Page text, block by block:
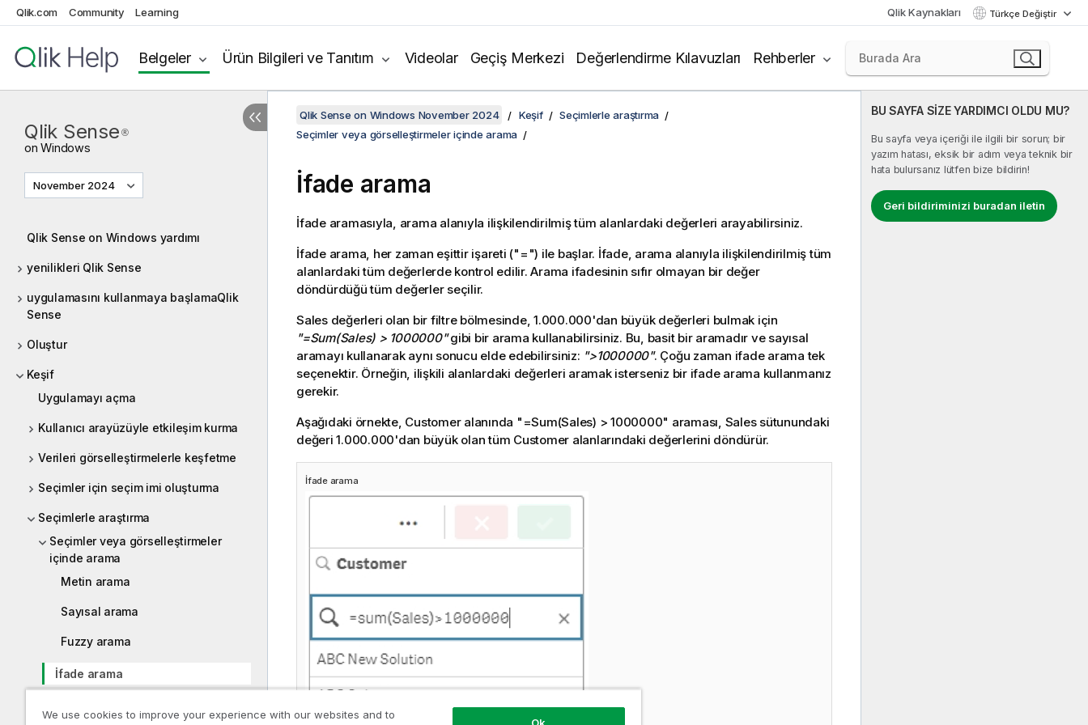
Qlik.com Community Learning Qlik Kaynakları Türkçe Değiştir
Belgeler Ürün Bilgileri ve Tanıtım Videolar Geçiş Merkezi Değerlendirme Kılavuzları Rehberler
Qlik Sense ®
onWindows
November 2024
Qlik Sense on Windows yardımı
yenilikleri Qlik Sense
uygulamasını kullanmaya başlamaQlik
Sense
Oluştur
Keşif
Uygulamayı açma
Kullanıcı arayüzüyle etkileşim kurma
Verileri görselleştirmelerle keşfetme
Seçimler için seçim imi oluşturma
Seçimlerle araştırma
Seçimler veya görselleştirmeler
içinde arama
Metin arama
Sayısal arama
Fuzzy arama
İfade arama
BU SAYFA SİZE YARDIMCI OLDU MU?
Bu sayfa veya içeriği ile ilgili bir sorun; bir
yazım hatası, eksik bir adım veya teknik bir
hata bulursanız lütfen bize bildirin!
Geri bildiriminizi buradan iletin
Qlik Sense on Windows November 2024 Keşif
Seçimlerle araştırma
Seçimler veya görselleştirmeler içinde arama
İfade arama
İfade aramasıyla, arama alanıyla ilişkilendirilmiş tüm alanlardaki değerleri arayabilirsiniz.
İfade arama, her zaman eşittir işareti ("=") ile başlar. İfade, arama alanıyla ilişkilendirilmiş tüm
alanlardaki tüm değerlerde kontrol edilir. Arama ifadesinin sıfır olmayan bir değer
döndürdüğü tüm değerler seçilir.
Salesdeğerleri olan bir filtre bölmesinde, 1.000.000'dan büyük değerleri bulmak için
"=Sum(Sales) > 1000000"gibi bir arama kullanabilirsiniz. Bu, basit bir aramadır ve sayısal
aramayı kullanarak aynı sonucu elde edebilirsiniz: ">1000000". Çoğu zaman ifade arama tek
seçenektir. Örneğin, ilişkili alanlardaki değerleri aramak isterseniz bir ifade arama kullanmanız
gerekir.
Aşağıdaki örnekte, Customer alanında "=Sum(Sales) > 1000000" araması, Salessütunundaki
değeri 1.000.000'dan büyük olan tüm Customer alanlarındaki değerlerini döndürür.
İfade arama
We use cookies to improve your experience with our websites and to